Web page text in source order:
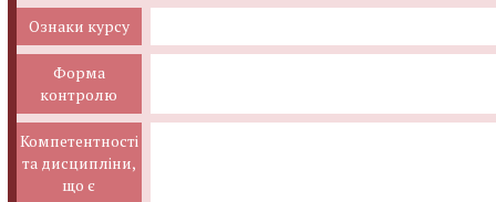
Ознаки курсу
Форма
контролю
Компетентності
та дисципліни,
що є